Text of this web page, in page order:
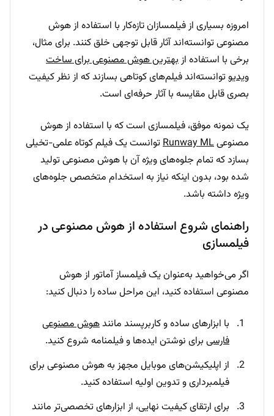
امروزه بسیاری از فیلمسازان تازه‌کار با استفاده از هوش
مصنوعی توانسته‌اند آثار قابل توجهی خلق کنند. برای مثال،
برخی با استفاده ازبهترین هوش مصنوعی برای ساخت
ویدیوتوانسته‌اند فیلم‌های کوتاهی بسازند که از نظر کیفیت
بصری قابل مقایسه با آثار حرفه‌ای است.
یک نمونه موفق، فیلمسازی است که با استفاده از هوش
مصنوعیRunway MLتوانست یک فیلم کوتاه علمی-تخیلی
بسازد که تمام جلوه‌های ویژه آن با هوش مصنوعی تولید
شده بود، بدون اینکه نیاز به استخدام متخصص جلوه‌های
ویژه داشته باشد.
راهنمای شروع استفاده از هوش مصنوعی در
فیلمسازی
اگر می‌خواهید به‌عنوان یک فیلمساز آماتور از هوش
مصنوعی استفاده کنید، این مراحل ساده را دنبال کنید:
با ابزارهای ساده و کاربرپسند مانندهوش مصنوعی
فارسی برای نوشتن ایده‌ها و فیلمنامه شروع کنید.
از اپلیکیشن‌های موبایل مجهز به هوش مصنوعی برای
فیلمبرداری و تدوین اولیه استفاده کنید.
برای ارتقای کیفیت نهایی، از ابزارهای تخصصی‌تر مانند